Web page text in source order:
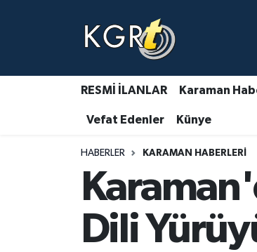
RESMİ İLANLAR Karaman
Vefat Edenler Künye
HABERLER KARAMAN HABERLERI
Dili
Karaman Haberleri
Gündem Haberleri
Güncel Haberler
Asayiş Haberleri
Ulusal Haberler